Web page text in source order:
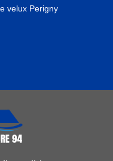
velux Perigny